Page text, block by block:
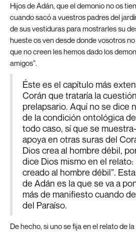
Hijos de Adán, que el demonio no os
cuando sacó a vuestros padres del
de sus vestiduras para mostrarles su
hueste os ven desde donde vosotros no
que no creen les hemos dado los
amigos”.
Éste es el capítulo más
Corán que trataría la
prelapsario. Aquí no se dice
de la condición ontológica
todo caso, sí que se
apoya en otras suras del
Dios crea al hombre débil,
dice Dios mismo en el relato:
creado al hombre débil”.
de Adán es la que se va a
más de manifiesto cuando
del Paraíso.
De hecho, si uno se fija en el relato de